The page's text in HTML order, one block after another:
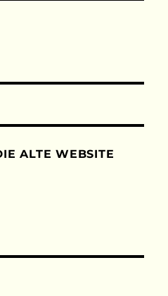
ALTE WEBSITE